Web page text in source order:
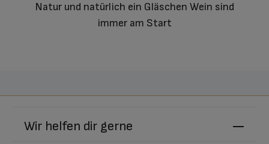
Natur und natürlich ein Gläschen Wein sind
immer am Start
Wir helfen dir gerne